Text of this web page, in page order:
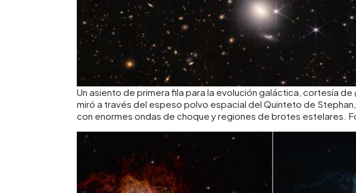
Un asiento de primera fila para la evolución galáctica, cortesía de
miró a través del espeso polvo espacial del Quinteto de Stephan,
con enormes ondas de choque y regiones de brotes estelares.